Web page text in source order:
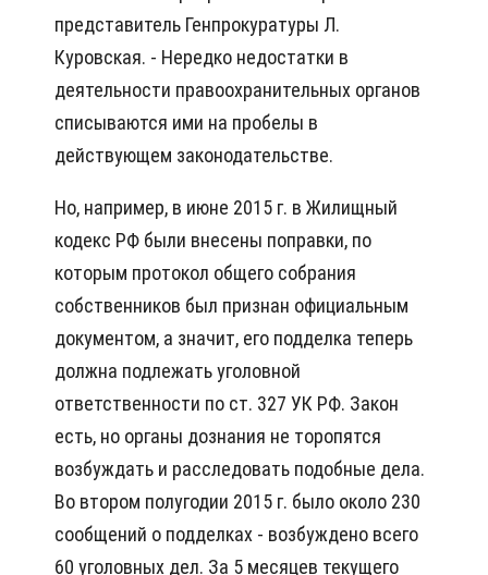
представитель Генпрокуратуры Л.
Куровская. - Нередко недостатки в
деятельности правоохранительных органов
списываются ими на пробелы в
действующем законодательстве.
Но, например, в июне 2015 г. в Жилищный
кодекс РФ были внесены поправки, по
которым протокол общего собрания
собственников был признан официальным
документом, а значит, его поддел­ка теперь
должна подлежать уголовной
ответственности по ст. 327 УК РФ. Закон
есть, но органы дознания не торопятся
возбуждать и расследовать подобные дела.
Во втором полугодии 2015 г. было около 230
сообщений о подделках - возбуждено всего
60 уголовных дел. За 5 месяцев текущего